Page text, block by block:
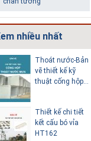
Những ngôi nhà một
tầng ít tiền vẫn đẹp
nhiều nhất
Thoát nước-Bản
vẽ thiết kế kỹ
thuật cống hộp...
Thiết kế chi tiết
kết cấu bó vỉa
HT162